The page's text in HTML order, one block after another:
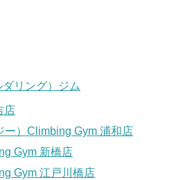
リング）ジム
店
ー）Climbing Gym 浦和店
Gym 新橋店
Gym 江戸川橋店